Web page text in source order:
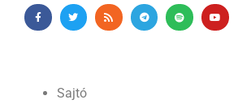
Sajtó